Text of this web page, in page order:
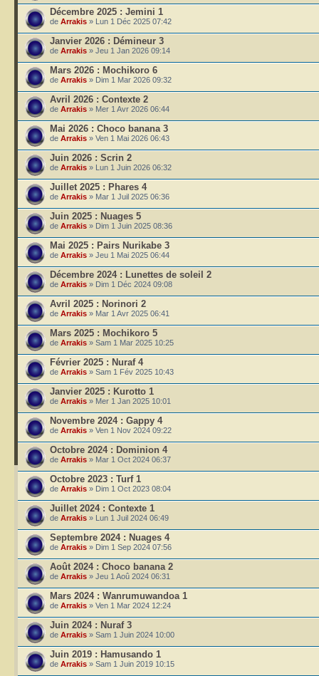
Décembre 2025 : Jemini 1
de Arrakis » Lun 1 Déc 2025 07:42
Janvier 2026 : Démineur 3
de Arrakis » Jeu 1 Jan 2026 09:14
Mars 2026 : Mochikoro 6
de Arrakis » Dim 1 Mar 2026 09:32
Avril 2026 : Contexte 2
de Arrakis » Mer 1 Avr 2026 06:44
Mai 2026 : Choco banana 3
de Arrakis » Ven 1 Mai 2026 06:43
Juin 2026 : Scrin 2
de Arrakis » Lun 1 Juin 2026 06:32
Juillet 2025 : Phares 4
de Arrakis » Mar 1 Juil 2025 06:36
Juin 2025 : Nuages 5
de Arrakis » Dim 1 Juin 2025 08:36
Mai 2025 : Pairs Nurikabe 3
de Arrakis » Jeu 1 Mai 2025 06:44
Décembre 2024 : Lunettes de soleil 2
de Arrakis » Dim 1 Déc 2024 09:08
Avril 2025 : Norinori 2
de Arrakis » Mar 1 Avr 2025 06:41
Mars 2025 : Mochikoro 5
de Arrakis » Sam 1 Mar 2025 10:25
Février 2025 : Nuraf 4
de Arrakis » Sam 1 Fév 2025 10:43
Janvier 2025 : Kurotto 1
de Arrakis » Mer 1 Jan 2025 10:01
Novembre 2024 : Gappy 4
de Arrakis » Ven 1 Nov 2024 09:22
Octobre 2024 : Dominion 4
de Arrakis » Mar 1 Oct 2024 06:37
Octobre 2023 : Turf 1
de Arrakis » Dim 1 Oct 2023 08:04
Juillet 2024 : Contexte 1
de Arrakis » Lun 1 Juil 2024 06:49
Septembre 2024 : Nuages 4
de Arrakis » Dim 1 Sep 2024 07:56
Août 2024 : Choco banana 2
de Arrakis » Jeu 1 Aoû 2024 06:31
Mars 2024 : Wanrumuwandoa 1
de Arrakis » Ven 1 Mar 2024 12:24
Juin 2024 : Nuraf 3
de Arrakis » Sam 1 Juin 2024 10:00
Juin 2019 : Hamusando 1
de Arrakis » Sam 1 Juin 2019 10:15